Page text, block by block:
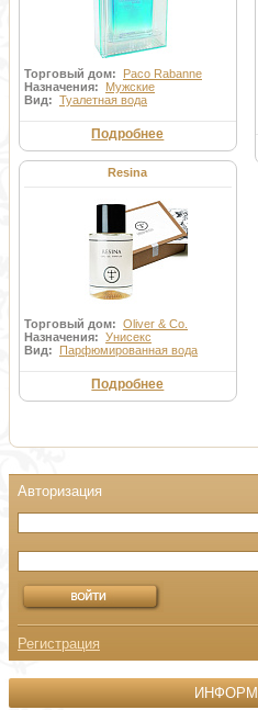
Торговый дом:
Paco Rabanne
Назначения: Мужские
Вид: Туалетная вода
Подробнее
Resina
Торговый дом: Oliver & Co.
Назначения: Унисекс
Вид:
Парфюмированная вода
Подробнее
Регистрация